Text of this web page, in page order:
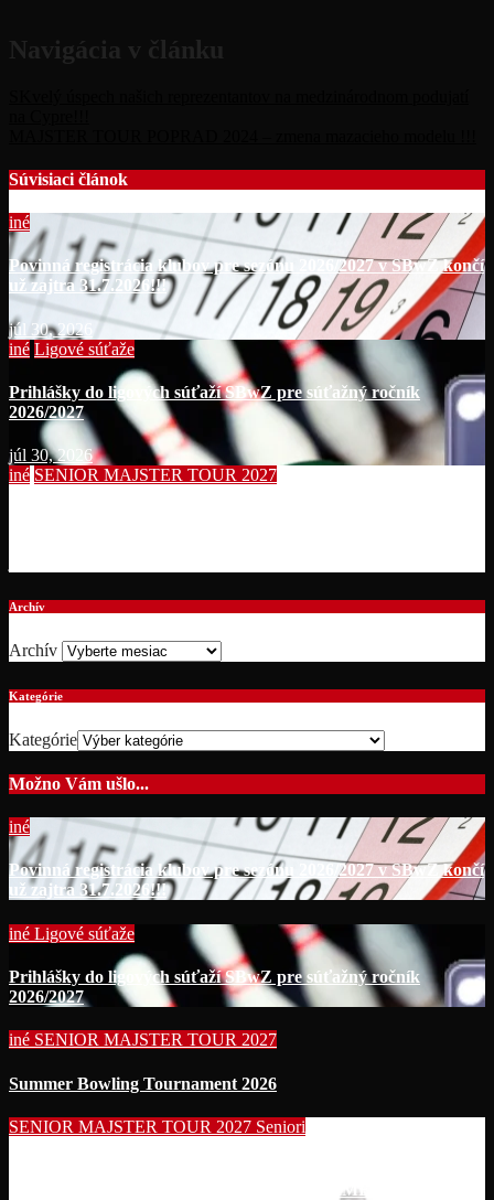
Navigácia v článku
Súvisiaci článok
iné
Povinná registrácia klubov pre sezónu 2026/2027 v SBwZ končí
už zajtra 31.7.2026!!!
júl 30, 2026
iné Ligové súťaže
Prihlášky do ligových súťaží SBwZ pre súťažný ročník
2026/2027
júl 30, 2026
iné SENIOR MAJSTER TOUR 2027
Archív
Archív
Kategórie
Kategórie
Možno Vám ušlo...
iné
Povinná registrácia klubov pre sezónu 2026/2027 v SBwZ končí
už zajtra 31.7.2026!!!
iné Ligové súťaže
Prihlášky do ligových súťaží SBwZ pre súťažný ročník
2026/2027
iné SENIOR MAJSTER TOUR 2027
Summer Bowling Tournament 2026
SENIOR MAJSTER TOUR 2027 Seniori
MS seniorov 2027 v Thajsku turnajom SUMMER BOWLING